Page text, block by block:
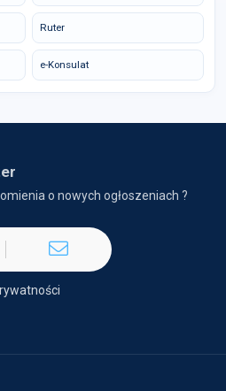
Ruter
e-Konsulat
o nowych ogłoszeniach ?